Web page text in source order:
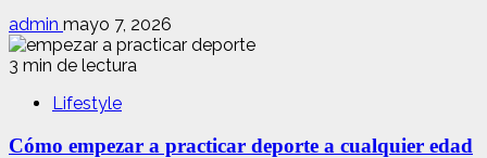
admin mayo 7, 2026
3 min de lectura
Lifestyle
Cómo empezar a practicar deporte a cualquier edad